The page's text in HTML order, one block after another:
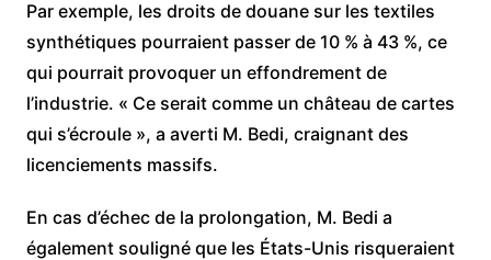
Par exemple, les droits de douane sur les textiles
synthétiques pourraient passer de 10 % à 43 %, ce
qui pourrait provoquer un effondrement de
l’industrie. « Ce serait comme un château de cartes
qui s’écroule », a averti M. Bedi, craignant des
licenciements massifs.
En cas d’échec de la prolongation, M. Bedi a
également souligné que les États-Unis risqueraient